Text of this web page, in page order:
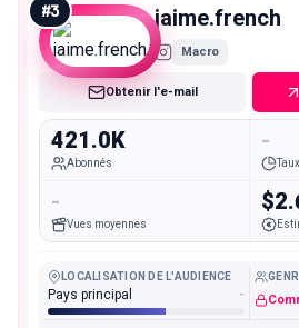
#3 jaime.french
Macro
Obtenir l'e-mail
421.0K
Abonnés
-
-
Vues moyennes
LOCALISATION DE L'AUDIENCE
Pays principal -